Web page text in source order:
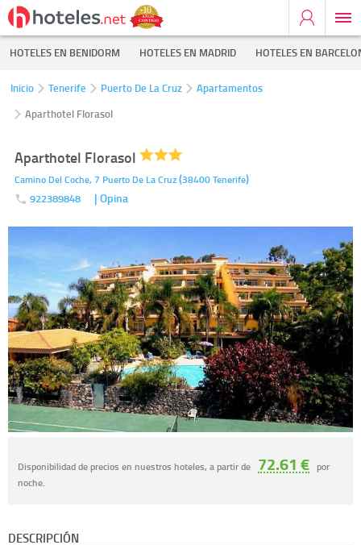
HOTELES EN BENIDORM HOTELES EN MADRID HOTELES EN
Inicio Tenerife Puerto De La Cruz
Apartamentos
Aparthotel Florasol
Aparthotel Florasol
Camino Del Coche, 7 Puerto De La Cruz(38400Tenerife)
922389848 | Opina
Disponibilidad de precios en nuestros hoteles, a partir de 72.61 € por
noche.
DESCRIPCIÓN